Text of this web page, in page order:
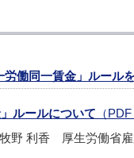
働同一賃金」ルール
ルールについて （
牧野 利香 厚生労働省雇